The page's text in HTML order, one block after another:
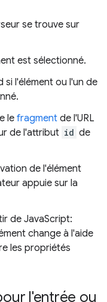
se trouve sur
est sélectionné.
si l'élément ou l'un de
le fragment de l'URL
de l'attribut id de
de l'élément
appuie sur la
de JavaScript:
change à l'aide
les propriétés
l'entrée ou